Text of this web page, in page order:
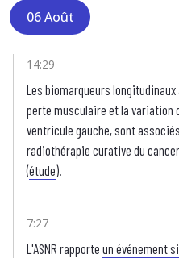
06 Août
14:29
Les biomarqueurs
perte musculaire et la variation
ventricule gauche, sont
radiothérapie curative du
(étude).
7:27
L'ASNR rapporte un événement